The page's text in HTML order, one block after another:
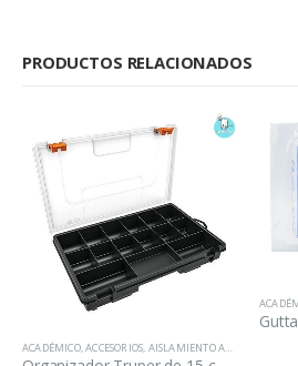
PRODUCTOS RELACIONADOS
,ENDODONCIA,INSTRUMENTAL,LABORATORIO
ACADÉMICO,DESECHABLES